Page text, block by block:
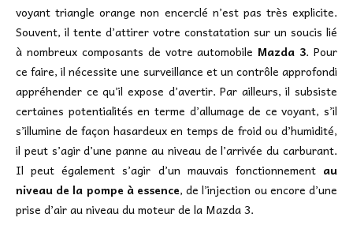
voyant triangle orange non encerclé n’est pas très explicite.
Souvent, il tente d’attirer votre constatation sur un soucis lié
à nombreux composants de votre automobileMazda 3. Pour
ce faire, il nécessite une surveillance et un contrôle approfondi
appréhender ce qu’il expose d’avertir. Par ailleurs, il subsiste
certaines potentialités en terme d’allumage de ce voyant, s’il
s’illumine de façon hasardeux en temps de froid ou d’humidité,
il peut s’agir d’une panne au niveau de l’arrivée du carburant.
Il peut également s’agir d’un mauvais fonctionnement au
niveau de la pompe à essence, de l’injection ou encore d’une
prise d’air au niveau du moteur de la Mazda 3.